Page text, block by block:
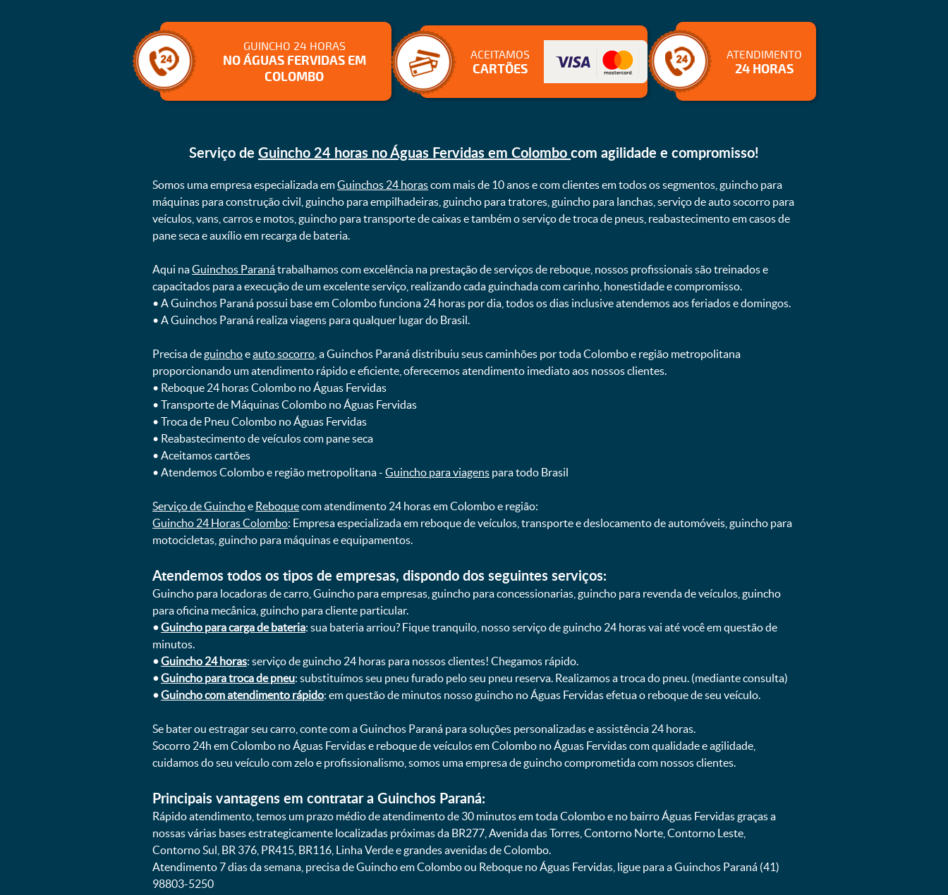
GUINCHO 24 HORAS
NO ÁGUAS FERVIDAS EM
COLOMBO
ACEITAMOS
CARTÕES
ATENDIMENTO
24 HORAS
Serviço de Guincho 24 horas no Águas Fervidas em Colombocom agilidade e compromisso!
Somos uma empresa especializada emGuinchos 24 horascom mais de 10 anos e com clientes em todos os segmentos, guincho para
máquinas para construção civil, guincho para empilhadeiras, guincho para tratores, guincho para lanchas, serviço de auto socorro para
veículos, vans, carros e motos, guincho para transporte de caixas e também o serviço de troca de pneus, reabastecimento em casos de
pane seca e auxílio em recarga de bateria. ㅤㅤ
Aqui naGuinchos Paranátrabalhamos com excelência na prestação de serviços de reboque, nossos profissionais são treinados e
capacitados para a execução de um excelente serviço, realizando cada guinchada com carinho, honestidade e compromisso.
ㅤㅤ• A Guinchos Paraná possui base em Colombo funciona 24 horas por dia, todos os dias inclusive atendemos aos feriados e domingos.
ㅤㅤ• A Guinchos Paraná realiza viagens para qualquer lugar do Brasil.
Precisa deguinchoeauto socorro , a Guinchos Paraná distribuiu seus caminhões por toda Colombo e região metropolitana
proporcionando um atendimento rápido e eficiente, oferecemos atendimento imediato aos nossos clientes.
ㅤㅤ• Reboque 24 horas Colombo no Águas Fervidas
ㅤㅤ• Transporte de Máquinas Colombo no Águas Fervidas
ㅤㅤ• Troca de Pneu Colombo no Águas Fervidas
ㅤㅤ• Reabastecimento de veículos com pane seca
ㅤㅤ• Aceitamos cartões
ㅤㅤ• Atendemos Colombo e região metropolitana -Guincho para viagens para todo Brasil
Serviço de Guinchoe Reboquecom atendimento 24 horas em Colombo e região:
Guincho 24 Horas Colombo: Empresa especializada em reboque de veículos, transporte e deslocamento de automóveis, guincho para
motocicletas, guincho para máquinas e equipamentos.
Atendemos todos os tipos de empresas, dispondo dos seguintes serviços:
Guincho para locadoras de carro, Guincho para empresas, guincho para concessionarias, guincho para revenda de veículos, guincho
para oficina mecânica, guincho para cliente particular.
•Guincho para carga de bateria: sua bateria arriou? Fique tranquilo, nosso serviço de guincho 24 horas vai até você em questão de
minutos.
•Guincho 24 horas: serviço de guincho 24 horas para nossos clientes! Chegamos rápido.
•Guincho para troca de pneu: substituímos seu pneu furado pelo seu pneu reserva. Realizamos a troca do pneu. (mediante consulta)
•Guincho com atendimento rápido: em questão de minutos nosso guincho no Águas Fervidas efetua o reboque de seu veículo.
Se bater ou estragar seu carro, conte com a Guinchos Paraná para soluções personalizadas e assistência 24 horas.
Socorro 24h em Colombo no Águas Fervidas e reboque de veículos em Colombo no Águas Fervidas com qualidade e agilidade,
cuidamos do seu veículo com zelo e profissionalismo, somos uma empresa de guincho comprometida com nossos clientes.
Principais vantagens em contratar a Guinchos Paraná:
Rápido atendimento, temos um prazo médio de atendimento de 30 minutos em toda Colombo e no bairro Águas Fervidas graças a
nossas várias bases estrategicamente localizadas próximas da BR277, Avenida das Torres, Contorno Norte, Contorno Leste,
Contorno Sul, BR 376, PR415, BR116, Linha Verde e grandes avenidas de Colombo.
Atendimento 7 dias da semana, precisa de Guincho em Colombo ou Reboque no Águas Fervidas, ligue para a Guinchos Paraná (41)
98803-5250